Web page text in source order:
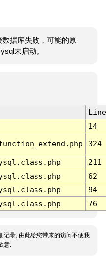
数据库失败，可能的原
未启动。
Line
14
324
211
62
94
76
记录, 由此给您带来的访问不便我
意.